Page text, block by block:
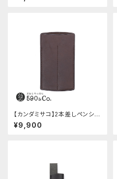
【カンダミサコ】2本差しペンシー
ス・ショート用 ミネルバボックス
(カスターニョ)
¥9,900